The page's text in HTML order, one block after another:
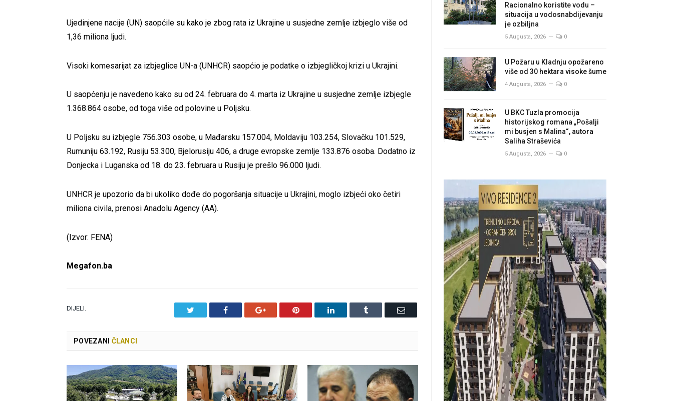
Ujedinjene nacije (UN) saopćile su kako je zbog rata iz Ukrajine u susjedne zemlje izbjeglo više od
1,36 miliona ljudi.
Visoki komesarijat za izbjeglice UN-a (UNHCR) saopćio je podatke o izbjegličkoj krizi u Ukrajini.
U saopćenju je navedeno kako su od 24. februara do 4. marta iz Ukrajine u susjedne zemlje izbjegle
1.368.864 osobe, od toga više od polovine u Poljsku.
U Poljsku su izbjegle 756.303 osobe, u Mađarsku 157.004, Moldaviju 103.254, Slovačku 101.529,
Rumuniju 63.192, Rusiju 53.300, Bjelorusiju 406, a druge evropske zemlje 133.876 osoba. Dodatno iz
Donjecka i Luganska od 18. do 23. februara u Rusiju je prešlo 96.000 ljudi.
UNHCR je upozorio da bi ukoliko dođe do pogoršanja situacije u Ukrajini, moglo izbjeći oko četiri
miliona civila, prenosi Anadolu Agency (AA).
(Izvor: FENA)
Megafon.ba
DIJELI. Facebook Google+ Pinterest LinkedIn Tumblr Email
POVEZANI ČLANCI
Racionalno koristite vodu –
situacija u vodosnabdijevanju
je ozbiljna
5 Augusta, 2026 0
U Požaru u Kladnju opožareno
više od 30 hektara visoke šume
4 Augusta, 2026 0
U BKC Tuzla promocija
historijskog romana „Pošalji
mi busjen s Malina“, autora
Saliha Straševića
5 Augusta, 2026 0